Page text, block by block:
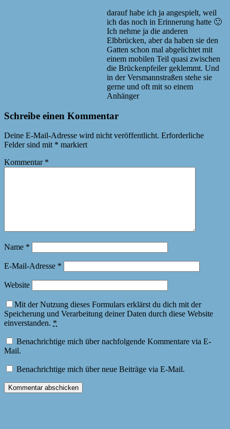
darauf habe ich ja angespielt, weil
ich das noch in Erinnerung hatte 🙂
Ich nehme ja die anderen
Elbbrücken, aber da haben sie den
Gatten schon mal abgelichtet mit
einem mobilen Teil quasi zwischen
die Brückenpfeiler geklemmt. Und
in der Versmannstraßen stehe sie
gerne und oft mit so einem
Anhänger
Schreibe einen Kommentar
Deine E-Mail-Adresse wird nicht veröffentlicht. Erforderliche
Felder sind mit * markiert
Kommentar *
Name *
E-Mail-Adresse *
Website
Mit der Nutzung dieses Formulars erklärst du dich mit der
Speicherung und Verarbeitung deiner Daten durch diese Website
einverstanden. *
Benachrichtige mich über nachfolgende Kommentare via E-
Mail.
Benachrichtige mich über neue Beiträge via E-Mail.